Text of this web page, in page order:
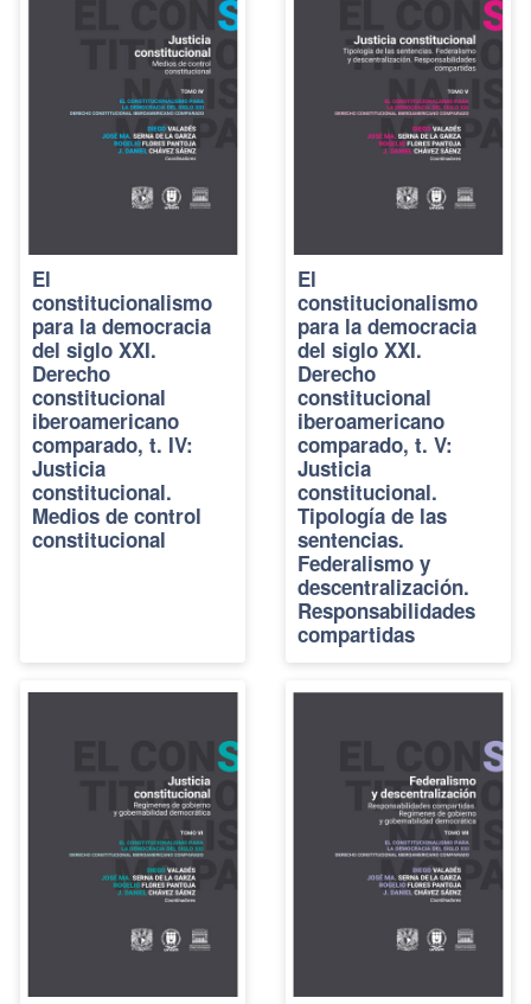
El
constitucionalismo
para la democracia
del siglo XXI.
Derecho
constitucional
iberoamericano
comparado, t. IV:
Justicia
constitucional.
Medios de control
constitucional
El
constitucionalismo
para la democracia
del siglo XXI.
Derecho
constitucional
iberoamericano
comparado, t. V:
Justicia
constitucional.
Tipología de las
sentencias.
Federalismo y
descentralización.
Responsabilidades
compartidas